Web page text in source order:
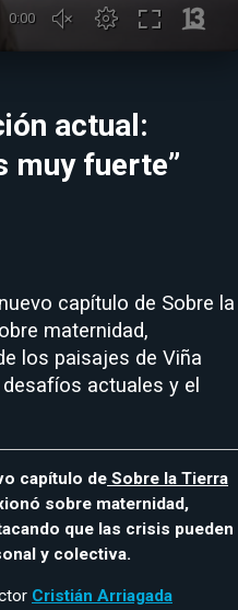
actual:
muy fuerte”
capítulo de Sobre la
maternidad,
los paisajes de Viña
actuales y el
capítulo de Sobre la Tierra
sobre maternidad,
que las crisis pueden
y colectiva.
Cristián Arriagada